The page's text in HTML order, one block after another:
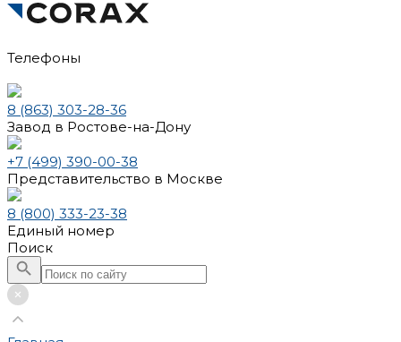
Телефоны
8 (863) 303-28-36
Завод в Ростове-на-Дону
+7 (499) 390-00-38
Представительство в Москве
8 (800) 333-23-38
Единый номер
Поиск